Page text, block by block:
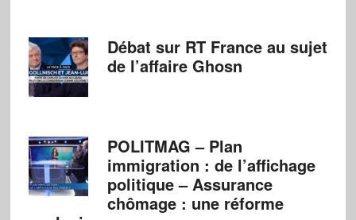
Débat sur RT France au sujet
de l’affaire Ghosn
POLITMAG – Plan
immigration : de l’affichage
politique – Assurance
chômage : une réforme